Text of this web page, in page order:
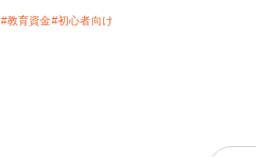
#教育資金#初心者向け